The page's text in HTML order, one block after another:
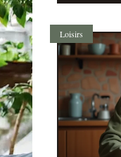
Loisirs